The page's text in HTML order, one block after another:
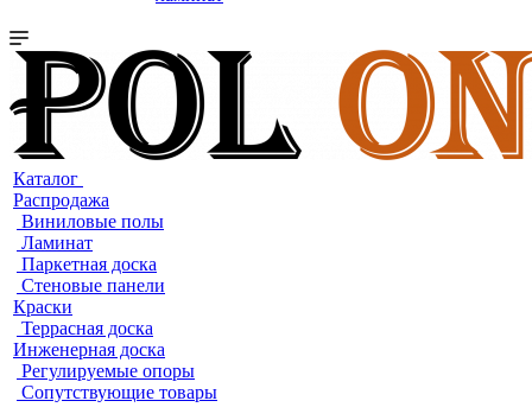
Каталог
Распродажа
Виниловые полы
Ламинат
Паркетная доска
Стеновые панели
Краски
Террасная доска
Инженерная доска
Регулируемые опоры
Сопутствующие товары